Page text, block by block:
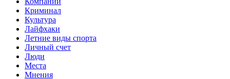
Криминал
Культура
Лайфхаки
Летние виды спорта
Личный счет
Люди
Места
Мнения